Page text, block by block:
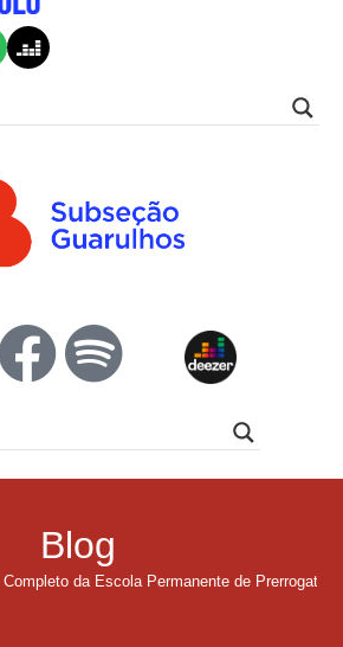
Blog
Completo da Escola Permanente de